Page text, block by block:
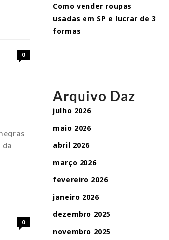
0
da
0
Como vender roupas
usadas em SP e lucrar de 3
formas
Arquivo Daz
julho 2026
maio 2026
abril 2026
março 2026
fevereiro 2026
janeiro 2026
dezembro 2025
novembro 2025